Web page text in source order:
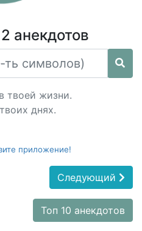
анекдотов
твоей жизни.
днях.
приложение!
Следующий
Топ 10 анекдотов